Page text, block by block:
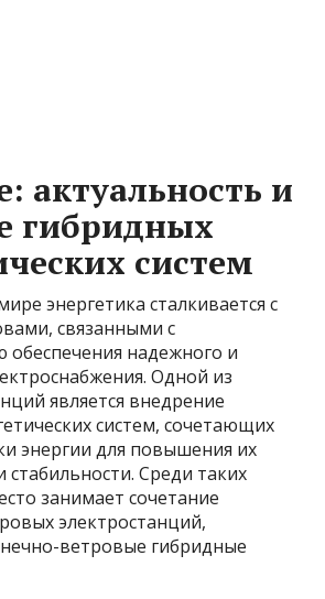
актуальность и
гибридных
систем
энергетика сталкивается с
связанными с
обеспечения надежного и
Одной из
является внедрение
систем, сочетающих
энергии для повышения их
стабильности. Среди таких
занимает сочетание
электростанций,
ветровые гибридные